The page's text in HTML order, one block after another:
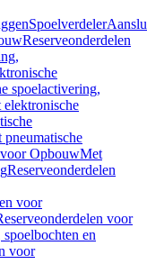
Spoelverdeler
Reserveonderdelen
spoelactivering,
elektronische
OpbouwMet
Reserveonderdelen
voor
voor
en
voor